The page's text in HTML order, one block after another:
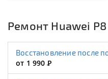
Ремонт Huawei
Восстановление после
от 1 990Р